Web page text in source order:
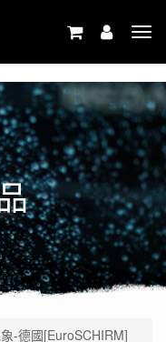
-德國[EuroSCHIRM]